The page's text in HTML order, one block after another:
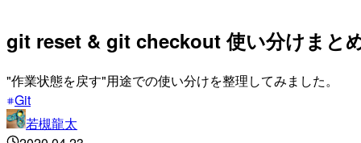
git reset & git checkout 使い分けまと
"作業状態を戻す"用途での使い分けを整理してみました。
Git
若槻龍太